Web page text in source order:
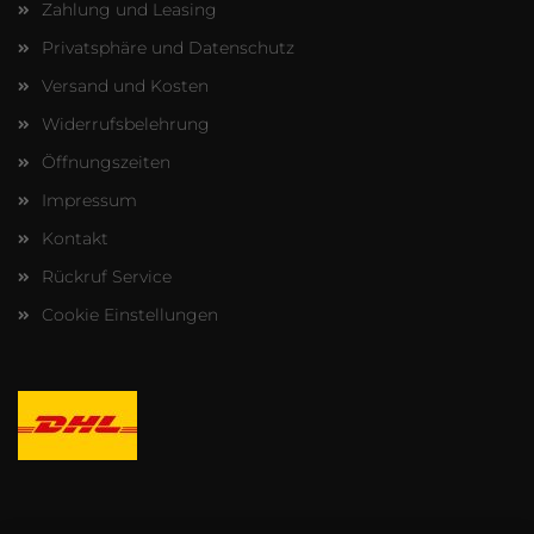
Zahlung und Leasing
Privatsphäre und Datenschutz
Versand und Kosten
Widerrufsbelehrung
Öffnungszeiten
Impressum
Kontakt
Rückruf Service
Cookie Einstellungen